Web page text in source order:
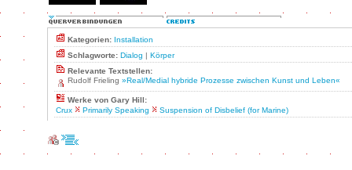
Kategorien: Installation
Schlagworte: Dialog | Körper
Relevante Textstellen:
Rudolf Frieling »Real/Medial hybride Prozesse zwischen Kunst und Leben«
Werke von Gary Hill:
Crux
Primarily Speaking Suspension of Disbelief (for Marine)